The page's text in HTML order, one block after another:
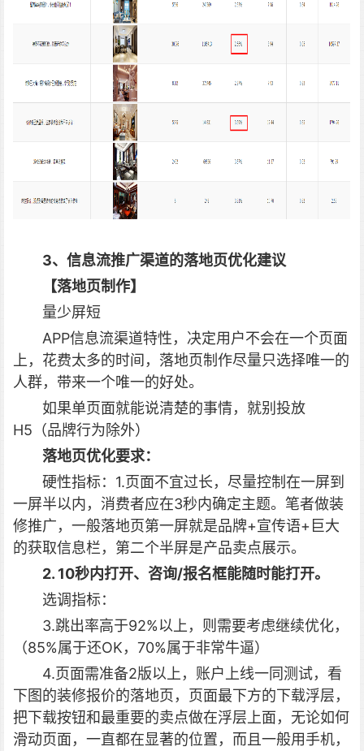
3、信息流推广渠道的落地页优化建议
【落地页制作】
量少屏短
APP信息流渠道特性，决定用户不会在一个页面
上，花费太多的时间，落地页制作尽量只选择唯一的
人群，带来一个唯一的好处。
如果单页面就能说清楚的事情，就别投放
H5（品牌行为除外）
落地页优化要求：
硬性指标：1.页面不宜过长，尽量控制在一屏到
一屏半以内，消费者应在3秒内确定主题。笔者做装
修推广，一般落地页第一屏就是品牌+宣传语+巨大
的获取信息栏，第二个半屏是产品卖点展示。
2. 10秒内打开、咨询/报名框能随时能打开。
选调指标：
3.跳出率高于92%以上，则需要考虑继续优化，
（85%属于还OK，70%属于非常牛逼）
4.页面需准备2版以上，账户上线一同测试，看
下图的装修报价的落地页，页面最下方的下载浮层，
把下载按钮和最重要的卖点做在浮层上面，无论如何
滑动页面，一直都在显著的位置，而且一般用手机，